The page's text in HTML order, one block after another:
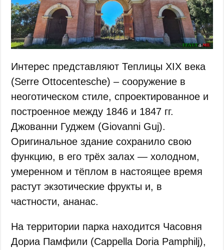
Интерес представляют Теплицы XIX века
(Serre Ottocentesche) – сооружение в
неоготическом стиле, спроектированное и
построенное между 1846 и 1847 гг.
Джованни Гуджем (Giovanni Guj).
Оригинальное здание сохранило свою
функцию, в его трёх залах — холодном,
умеренном и тёплом в настоящее время
растут экзотические фрукты и, в
частности, ананас.
На территории парка находится Часовня
Дориа Памфили (Cappella Doria Pamphilj),